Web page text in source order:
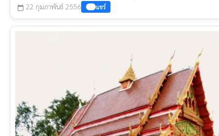
calendar_today 22 กุมภาพันธ์ 2556 แชร์